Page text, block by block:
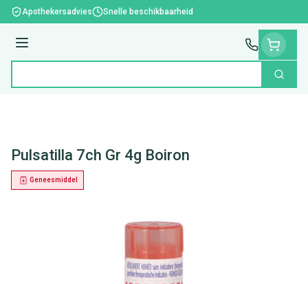
Ga naar de inhoud
Apothekersadvies Snelle beschikbaarheid
Menu
Zoek
Pulsatilla 7ch Gr 4g Boiron
Geneesmiddel